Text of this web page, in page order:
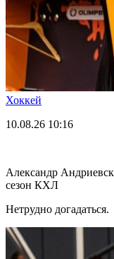
Хоккей
10.08.26 10:16
Александр
сезон КХЛ
Нетрудно догадаться.